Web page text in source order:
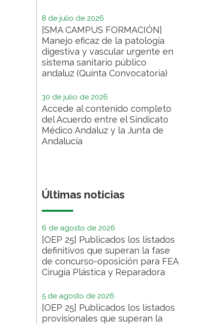
8 de julio de 2026
[SMA CAMPUS FORMACIÓN]
Manejo eficaz de la patología
digestiva y vascular urgente en
sistema sanitario público
andaluz (Quinta Convocatoria)
30 de julio de 2026
Accede al contenido completo
del Acuerdo entre el Sindicato
Médico Andaluz y la Junta de
Andalucía
Últimas noticias
6 de agosto de 2026
[OEP 25] Publicados los listados
definitivos que superan la fase
de concurso-oposición para FEA
Cirugía Plástica y Reparadora
5 de agosto de 2026
[OEP 25] Publicados los listados
provisionales que superan la